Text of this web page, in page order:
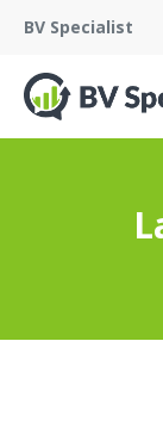
BV Specialist